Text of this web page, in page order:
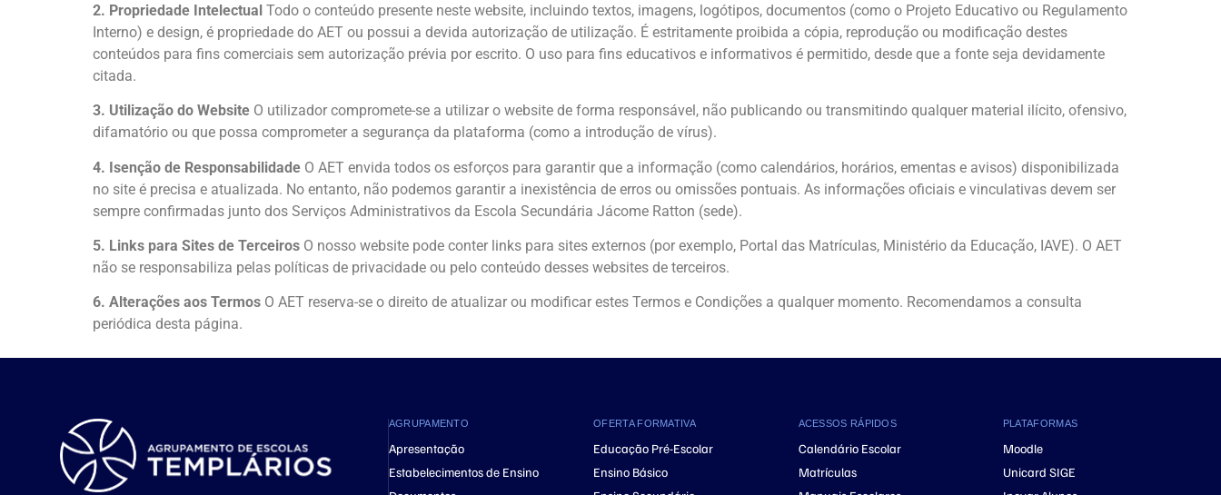
2. Propriedade Intelectual Todo o conteúdo presente neste website, incluindo textos, imagens, logótipos, documentos (como o Projeto Educativo ou Regulamento
Interno) e design, é propriedade do AET ou possui a devida autorização de utilização. É estritamente proibida a cópia, reprodução ou modificação destes
conteúdos para fins comerciais sem autorização prévia por escrito. O uso para fins educativos e informativos é permitido, desde que a fonte seja devidamente
citada.
3. Utilização do Website O utilizador compromete-se a utilizar o website de forma responsável, não publicando ou transmitindo qualquer material ilícito, ofensivo,
difamatório ou que possa comprometer a segurança da plataforma (como a introdução de vírus).
4. Isenção de Responsabilidade O AET envida todos os esforços para garantir que a informação (como calendários, horários, ementas e avisos) disponibilizada
no site é precisa e atualizada. No entanto, não podemos garantir a inexistência de erros ou omissões pontuais. As informações oficiais e vinculativas devem ser
sempre confirmadas junto dos Serviços Administrativos da Escola Secundária Jácome Ratton (sede).
5. Links para Sites de Terceiros O nosso website pode conter links para sites externos (por exemplo, Portal das Matrículas, Ministério da Educação, IAVE). O AET
não se responsabiliza pelas políticas de privacidade ou pelo conteúdo desses websites de terceiros.
6. Alterações aos Termos O AET reserva-se o direito de atualizar ou modificar estes Termos e Condições a qualquer momento. Recomendamos a consulta
periódica desta página.
AGRUPAMENTO
Apresentação
Estabelecimentos de Ensino
OFERTA FORMATIVA
Educação Pré-Escolar
Ensino Básico
ACESSOS RÁPIDOS
Calendário Escolar
Matrículas
PLATAFORMAS
Moodle
Unicard SIGE